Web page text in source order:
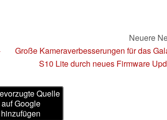
Neuere
Große Kameraverbesserungen für das
S10 Lite durch neues Firmware
Quelle
auf Google
hinzufügen